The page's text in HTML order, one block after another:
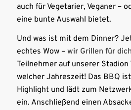
auch für Vegetarier, Veganer –
eine bunte Auswahl bietet.
Und was ist mit dem Dinner?
echtes Wow – wir Grillen für dich
Teilnehmer auf unserer Stadion
welcher Jahreszeit! Das BBQ
Highlight und lädt zum
ein. Anschließend einen